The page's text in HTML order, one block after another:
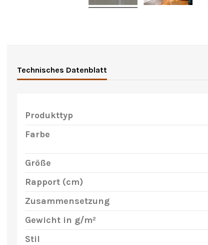
Technisches Datenblatt
Produkttyp
Farbe
Größe
Rapport (cm)
Zusammensetzung
Gewicht in g/m²
Stil